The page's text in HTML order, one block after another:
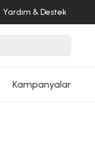
Yardım & Destek
Kampanyalar